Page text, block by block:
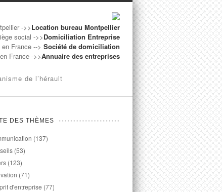
->>Location bureau Montpellier
social ->>Domiciliation Entreprise
France --> Société de domiciliation
France ->>Annuaire des entreprises
de l’hérault
DES THÈMES
(137)
(53)
(123)
(71)
d'entreprise (77)